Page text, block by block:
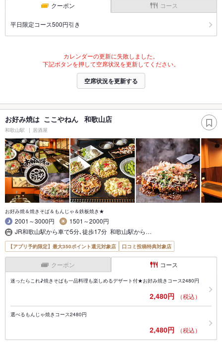
クーポン コース
平日限定コース500円引き
カレンダーの更新に失敗しました。
下記ボタンを押して空席状況を更新してください。
空席状況を更新する
お好み焼は ここやねん 和歌山店
和歌山駅 居酒屋
お好み焼＆焼きそば＆もんじゃ＆鉄板焼き★
2001～3000円
1501～2000円
JR和歌山駅から車で5分､徒歩17分 和歌山駅から…
【アプリ予約限定】最大350ポイント還元対象店 口コミ投稿特典対象店
クーポン コース
迷ったらこれ♪焼きそばも一品料理も楽しめるデザート付★お好み焼きコース2480円
2,480円 （税込）
選べるもんじゃ焼きコース2480円
2,480円 （税込）